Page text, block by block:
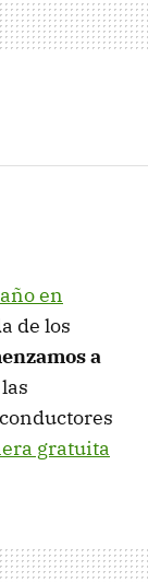
en
de los
a
gratuita